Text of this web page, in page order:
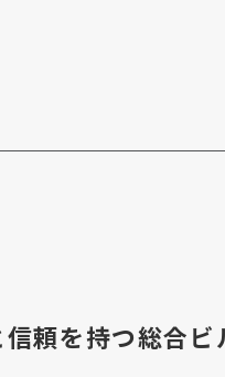
信頼を持つ総合